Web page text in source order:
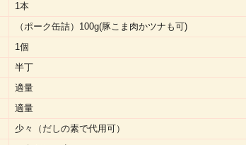
1本
（ポーク缶詰）100g(豚こま肉かツナも可)
1個
半丁
適量
適量
少々（だしの素で代用可）